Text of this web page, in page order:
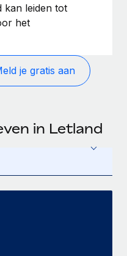
kan leiden tot
het
je gratis aan
in Letland